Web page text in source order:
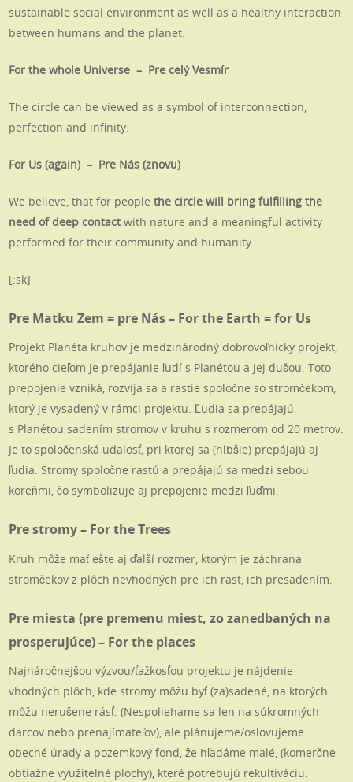
sustainable social environment as well as a healthy interaction
between humans and the planet.
For the whole Universe – Pre celý Vesmír
The circle can be viewed as a symbol of interconnection,
perfection and infinity.
For Us (again) – Pre Nás (znovu)
We believe, that for peoplethe circle will bring fulfilling the
need of deep contact with nature and a meaningful activity
performed for their community and humanity.
[:sk]
Pre Matku Zem = pre Nás – For the Earth = for Us
Projekt Planéta kruhov je medzinárodný dobrovoľnícky projekt,
ktorého cieľom je prepájanie ľudí s Planétou a jej dušou. Toto
prepojenie vzniká, rozvíja sa a rastie spoločne so stromčekom,
ktorý je vysadený v rámci projektu. Ľudia sa prepájajú
s Planétou sadením stromov v kruhu s rozmerom od 20 metrov.
Je to spoločenská udalosť, pri ktorej sa (hlbšie) prepájajú aj
ľudia. Stromy spoločne rastú a prepájajú sa medzi sebou
koreňmi, čo symbolizuje aj prepojenie medzi ľuďmi.
Pre stromy – For the Trees
Kruh môže mať ešte aj ďalší rozmer, ktorým je záchrana
stromčekov z plôch nevhodných pre ich rast, ich presadením.
Pre miesta (pre premenu miest, zo zanedbaných na
prosperujúce) – For the places
Najnáročnejšou výzvou/ťažkosťou projektu je nájdenie
vhodných plôch, kde stromy môžu byť (za)sadené, na ktorých
môžu nerušene rásť. (Nespoliehame sa len na súkromných
darcov nebo prenajímateľov), ale plánujeme/oslovujeme
obecné úrady a pozemkový fond, že hľadáme malé, (komerčne
obtiažne využitelné plochy), které potrebujú rekultiváciu.